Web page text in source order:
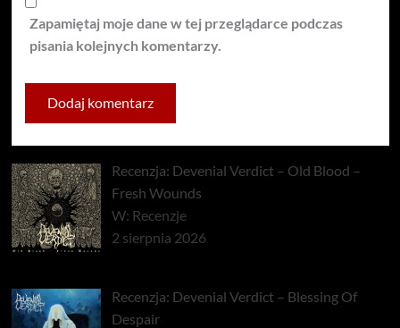
Zapamiętaj moje dane w tej przeglądarce podczas
pisania kolejnych komentarzy.
Recenzja: Devenial Verdict – Old Blood –
Fresh Wounds
W: Recenzje
2 sierpnia 2026
Recenzja: Devenial Verdict – Blessing Of
Despair